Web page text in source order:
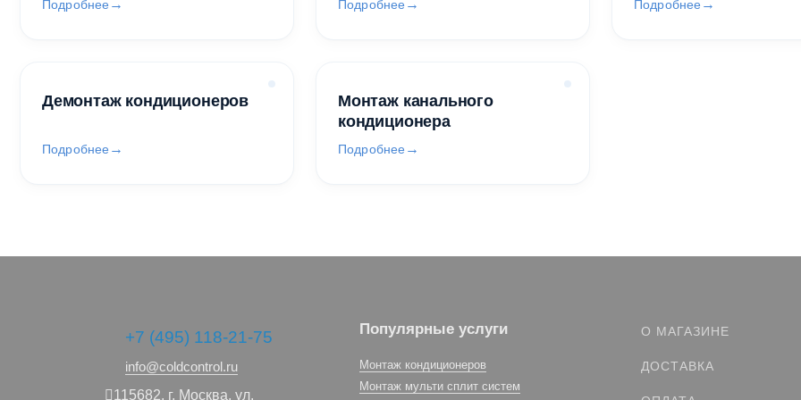
Подробнее Подробнее Подробнее
Демонтаж кондиционеров
Подробнее
Монтаж канального
кондиционера
Подробнее
+7 (495) 118-21-75
info@coldcontrol.ru
115682, г. Москва, ул.
Популярные услуги
Монтаж кондиционеров
Монтаж мульти сплит систем
О МАГАЗИНЕ
ДОСТАВКА